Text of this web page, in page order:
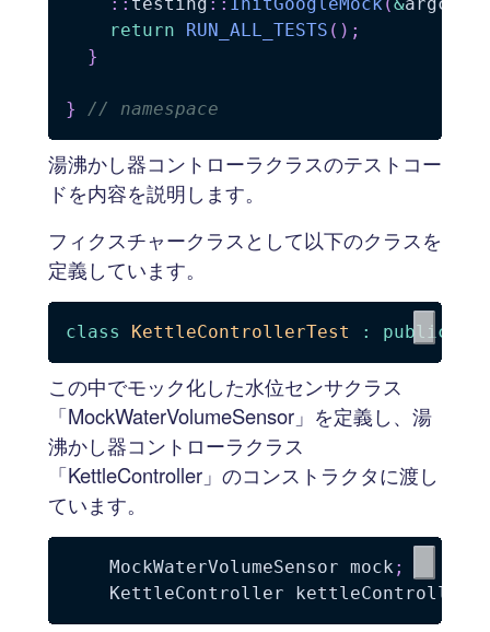
return
RUN_ALL_TESTS ( ) ;
}
} // namespace
湯沸かし器コントローラクラスのテストコー
ドを内容を説明します。
フィクスチャークラスとして以下のクラスを
定義しています。
class KettleControllerTest : public
この中でモック化した水位センサクラス
「MockWaterVolumeSensor」を定義し、湯
沸かし器コントローラクラス
「KettleController」のコンストラクタに渡し
ています。
    MockWaterVolumeSensor mock
;
    KettleController kettleController